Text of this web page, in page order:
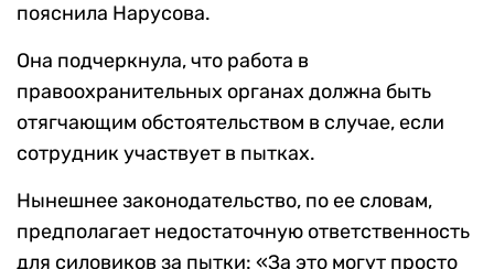
пояснила Нарусова.
Она подчеркнула, что работа в
правоохранительных органах должна быть
отягчающим обстоятельством в случае, если
сотрудник участвует в пытках.
Нынешнее законодательство, по ее словам,
предполагает недостаточную ответственность
для силовиков за пытки: «За это могут просто